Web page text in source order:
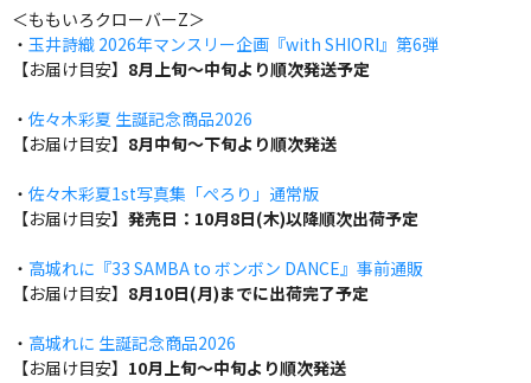
＜ももいろクローバーZ＞
・ 玉井詩織 2026年マンスリー企画『with SHIORI』第6弾
【お届け目安】 8月上旬～中旬より順次発送予定
・ 佐々木彩夏 生誕記念商品2026
【お届け目安】 8月中旬～下旬より順次発送
・ 佐々木彩夏1st写真集「ぺろり」通常版
【お届け目安】 発売日：10月8日(木)以降順次出荷予定
・ 高城れに『33 SAMBA to ボンボン DANCE』事前通販
【お届け目安】 8月10日(月)までに出荷完了予定
・ 高城れに 生誕記念商品2026
【お届け目安】 10月上旬～中旬より順次発送